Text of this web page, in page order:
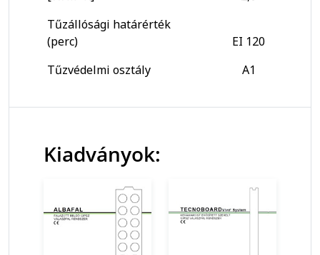
Tűzállósági határérték
(perc)
EI 120
Tűzvédelmi osztály
A1
Kiadványok: